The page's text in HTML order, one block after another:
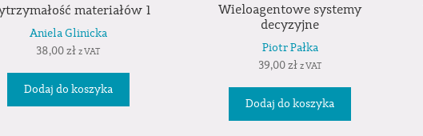
materiałów 1
Aniela Glinicka
38,00zł z VAT
Dodaj do koszyka
Wieloagentowe systemy
decyzyjne
Piotr Pałka
39,00zł z VAT
Dodaj do koszyka